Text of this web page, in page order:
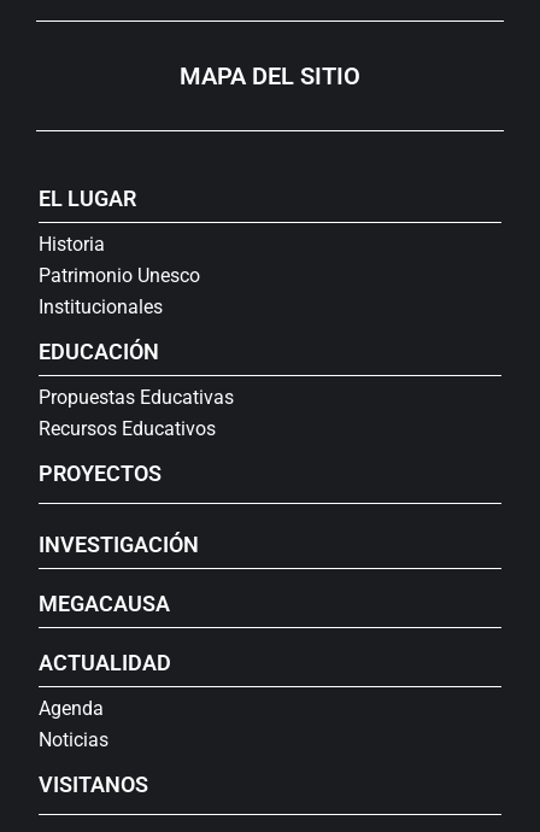
MAPA DEL SITIO
EL LUGAR
Historia
Patrimonio Unesco
Institucionales
EDUCACIÓN
Propuestas Educativas
Recursos Educativos
PROYECTOS
INVESTIGACIÓN
MEGACAUSA
ACTUALIDAD
Agenda
Noticias
VISITANOS